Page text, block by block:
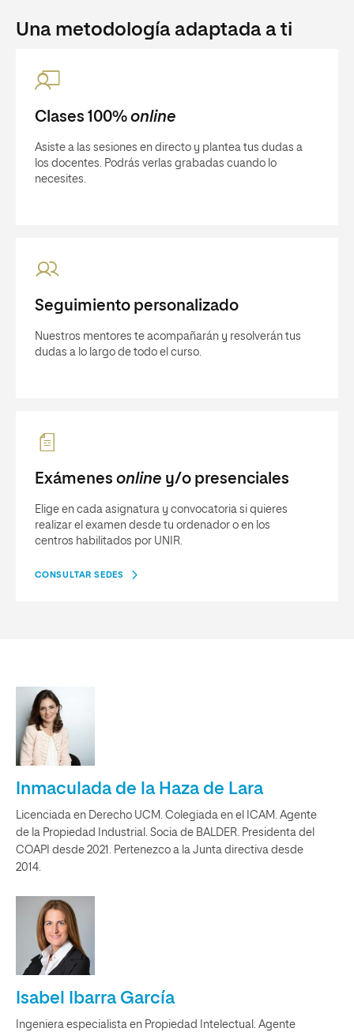
Una metodología adaptada a ti
Clases 100% online
Asiste a las sesiones en directo y plantea tus dudas a
los docentes. Podrás verlas grabadas cuando lo
necesites.
Seguimiento personalizado
Nuestros mentores te acompañarán y resolverán tus
dudas a lo largo de todo el curso.
Exámenes online y/o presenciales
Elige en cada asignatura y convocatoria si quieres
realizar el examen desde tu ordenador o en los
centros habilitados por UNIR.
CONSULTAR SEDES
Inmaculada de la Haza de Lara
Licenciada en Derecho UCM. Colegiada en el ICAM. Agente
de la Propiedad Industrial. Socia de BALDER. Presidenta del
COAPI desde 2021. Pertenezco a la Junta directiva desde
2014.
Isabel Ibarra García
Ingeniera especialista en Propiedad Intelectual. Agente